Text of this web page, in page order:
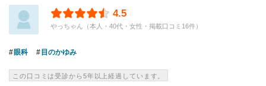
4.5
やっちゃん（本人・40代・女性・掲載口コミ16件）
眼科 目のかゆみ
この口コミは受診から5年以上経過しています。